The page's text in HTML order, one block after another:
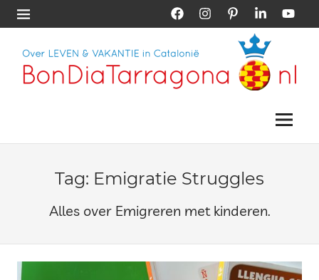
Skip
to
FacebookInstagramPinterestLinkedIn
Menu
Vakantie
Menu
Tag: Emigratie Struggles
Alles over Emigreren met kinderen.